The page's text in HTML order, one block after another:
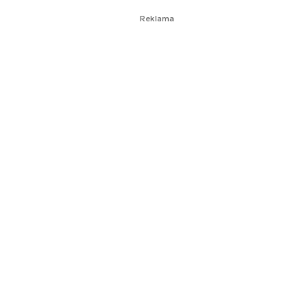
Reklama